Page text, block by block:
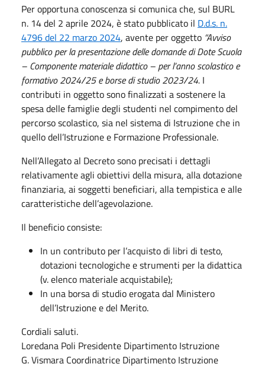
Per opportuna conoscenza si comunica che, sul BURL
n. 14 del 2 aprile 2024, è stato pubblicato il D.d.s. n.
4796 del 22 marzo 2024, avente per oggetto “Avviso
pubblico per la presentazione delle domande di Dote Scuola
– Componente materiale didattico – per l’anno scolastico e
formativo 2024/25 e borse di studio 2023/24. I
contributi in oggetto sono finalizzati a sostenere la
spesa delle famiglie degli studenti nel compimento del
percorso scolastico, sia nel sistema di Istruzione che in
quello dell’Istruzione e Formazione Professionale.
Nell’Allegato al Decreto sono precisati i dettagli
relativamente agli obiettivi della misura, alla dotazione
finanziaria, ai soggetti beneficiari, alla tempistica e alle
caratteristiche dell’agevolazione.
Il beneficio consiste:
In un contributo per l’acquisto di libri di testo,
dotazioni tecnologiche e strumenti per la didattica
(v. elenco materiale acquistabile);
In una borsa di studio erogata dal Ministero
dell’Istruzione e del Merito.
Cordiali saluti.
Loredana Poli Presidente Dipartimento Istruzione
G. Vismara Coordinatrice Dipartimento Istruzione